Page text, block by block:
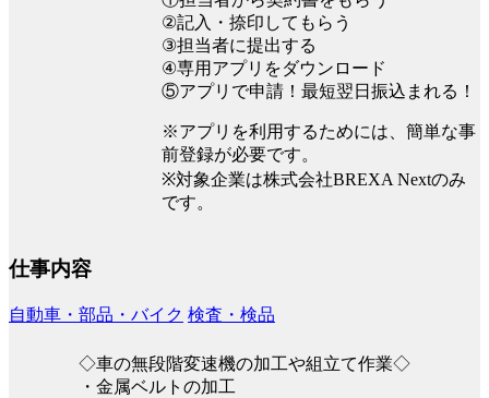
②記入・捺印してもらう
③担当者に提出する
④専用アプリをダウンロード
⑤アプリで申請！最短翌日振込まれる！
※アプリを利用するためには、簡単な事
前登録が必要です。
※対象企業は株式会社BREXA Nextのみ
です。
仕事内容
自動車・部品・バイク 検査・検品
◇車の無段階変速機の加工や組立て作業◇
・金属ベルトの加工